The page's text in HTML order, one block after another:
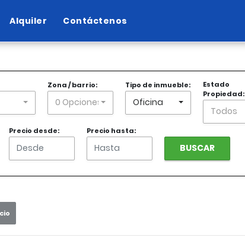
Alquiler Contáctenos
Zona / barrio:
0 Opciones
Tipo de inmueble:
Oficina
Estado
Propiedad:
Todos
Precio desde: Precio hasta:
BUSCAR